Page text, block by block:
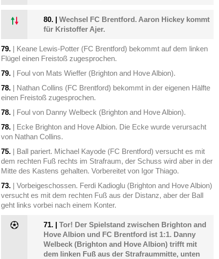
80. |Wechsel FC Brentford. Aaron Hickey kommt
für Kristoffer Ajer.
79. | Keane Lewis-Potter (FC Brentford) bekommt auf dem linken
Flügel einen Freistoß zugesprochen.
79. | Foul von Mats Wieffer (Brighton and Hove Albion).
78. | Nathan Collins (FC Brentford) bekommt in der eigenen Hälfte
einen Freistoß zugesprochen.
78. | Foul von Danny Welbeck (Brighton and Hove Albion).
78. | Ecke Brighton and Hove Albion. Die Ecke wurde verursacht
von Nathan Collins.
75. | Ball pariert. Michael Kayode (FC Brentford) versucht es mit
dem rechten Fuß rechts im Strafraum, der Schuss wird aber in der
Mitte des Kastens gehalten. Vorbereitet von Igor Thiago.
73. | Vorbeigeschossen. Ferdi Kadioglu (Brighton and Hove Albion)
versucht es mit dem rechten Fuß aus der Distanz, aber der Ball
geht links vorbei nach einem Konter.
71. |Tor! Der Spielstand zwischen Brighton and
Hove Albion und FC Brentford ist 1:1. Danny
Welbeck (Brighton and Hove Albion) trifft mit
dem linken Fuß aus der Strafraummitte, unten